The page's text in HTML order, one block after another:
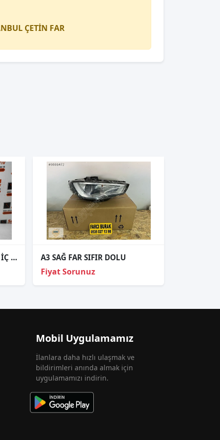
ÇETİN FAR
AUDİ 80 ÇIKMA SAĞ BAGAJ İÇ STOP OEM; 811945225 A3 SAĞ FAR SIFIR DOLU
Fiyat Sorunuz
Mobil Uygulamamız
İlanlara daha hızlı ulaşmak ve
bildirimleri anında almak için
uygulamamızı indirin.